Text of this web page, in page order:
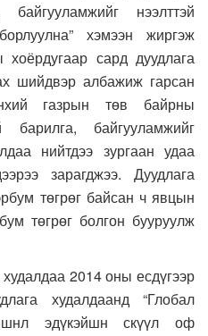
нээлттэй
хэмээн жиргэж
сард дуудлага
шийдвэр албажиж гарсан
газрын төв байрны
барилга, байгууламжийг
нийтдээ зургаан удаа
зарагджээ. Дуудлага
төгрөг байсан ч явцын
төгрөг болгон бууруулж
2014 оны есдүгээр
худалдаанд “Глобал
эдүкэйшн скүүл оф